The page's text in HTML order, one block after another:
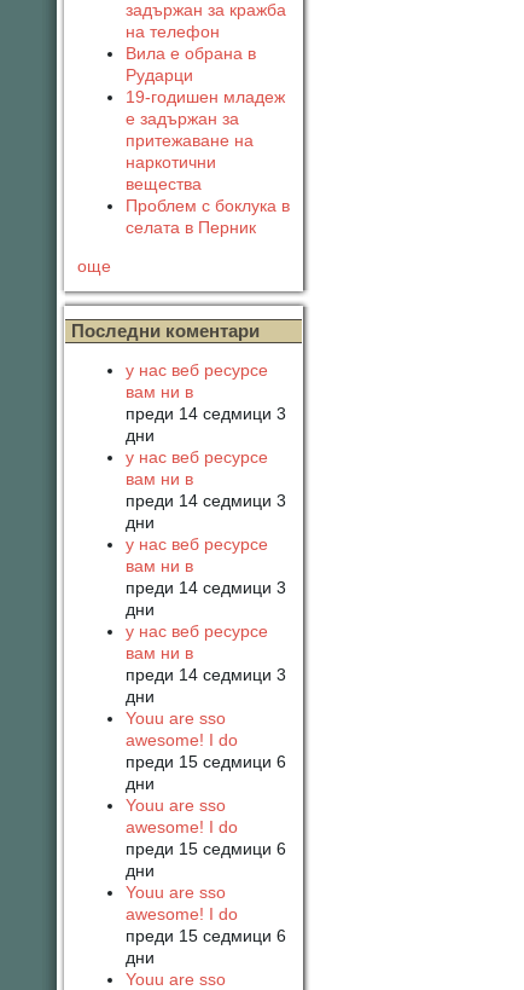
задържан за кражба
на телефон
Вила е обрана в
Рударци
19-годишен младеж
е задържан за
притежаване на
наркотични
вещества
Проблем с боклука в
селата в Перник
още
Последни коментари
у нас веб ресурсе
вам ни в
преди 14 седмици 3
дни
у нас веб ресурсе
вам ни в
преди 14 седмици 3
дни
у нас веб ресурсе
вам ни в
преди 14 седмици 3
дни
у нас веб ресурсе
вам ни в
преди 14 седмици 3
дни
Youu are sso
awesome! I do
преди 15 седмици 6
дни
Youu are sso
awesome! I do
преди 15 седмици 6
дни
Youu are sso
awesome! I do
преди 15 седмици 6
дни
Youu are sso